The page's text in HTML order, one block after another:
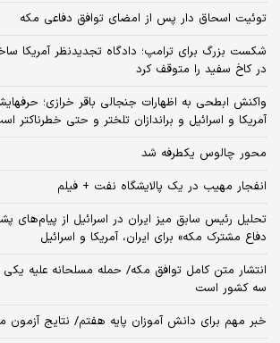
توئیت اسحاق دار پس از امضای توافق دفاعی مکه
شکست بزرگ برای ترامپ؛ دادگاه تجدیدنظر آمریکا
در کاخ سفید را متوقف کرد
واکنش ابطحی به اظهارات جنجالی باقر خرازی؛
آمریکا و اسرائیل و براندازان تلختر و حتی خطرناکتر
محور چالوس یکطرفه شد
انفجار مهیب در یک پالایشگاه نفت + فیلم
تحلیل رئیس سابق میز ایران در اسرائیل از پیام‌های
دفاع مشترک مکه» برای ایران، آمریکا و اسرائیل
انتشار متن کامل توافق مکه/ حمله مسلحانه علیه یکی
سه کشور است
خبر مهم برای دانش آموزان پایه هفتم/ نتایج آزمون